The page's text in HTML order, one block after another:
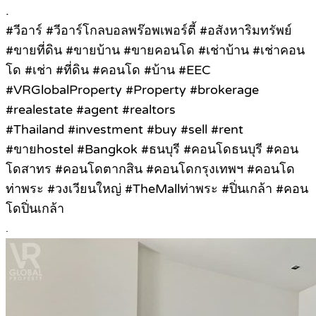
.
#วีอาร์ #วีอาร์โกลบอลพร๊อพเพอร์ตี้ #อสังหาริมทรัพย์
#ขายที่ดิน #ขายบ้าน #ขายคอนโด #เช่าบ้าน #เช่าคอน
โด #เช่า #ที่ดิน #คอนโด #บ้าน #EEC
#VRGlobalProperty #Property #brokerage
#realestate #agent #realtors
#Thailand #investment #buy #sell #rent
#ขายhostel #Bangkok #ธนบุรี #คอนโดธนบุรี #คอน
โดสาทร #คอนโดตากสิน #คอนโดกรุงเทพฯ #คอนโด
ท่าพระ #วงเวียนใหญ่ #TheMallท่าพระ #ปิ่นเกล้า #คอน
โดปิ่นเกล้า
.